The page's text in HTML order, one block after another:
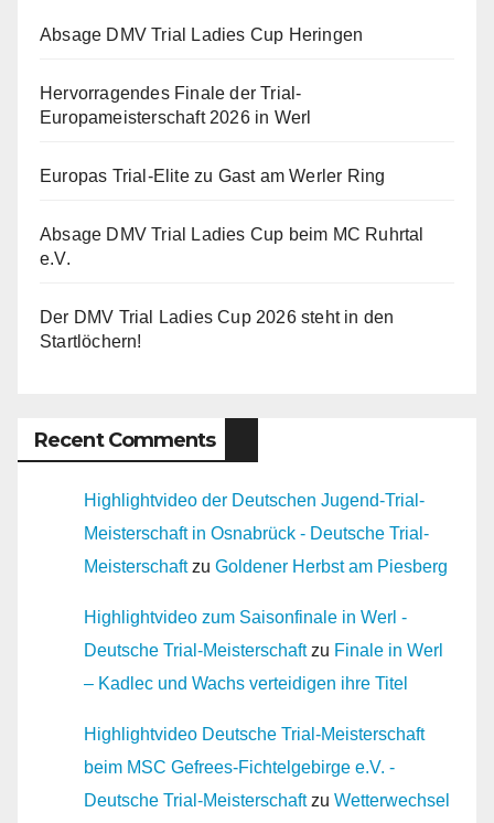
Absage DMV Trial Ladies Cup Heringen
Hervorragendes Finale der Trial-
Europameisterschaft 2026 in Werl
Europas Trial-Elite zu Gast am Werler Ring
Absage DMV Trial Ladies Cup beim MC Ruhrtal
e.V.
Der DMV Trial Ladies Cup 2026 steht in den
Startlöchern!
Recent Comments
Highlightvideo der Deutschen Jugend-Trial-
Meisterschaft in Osnabrück - Deutsche Trial-
Meisterschaftzu Goldener Herbst am Piesberg
Highlightvideo zum Saisonfinale in Werl -
Deutsche Trial-Meisterschaftzu Finale in Werl
– Kadlec und Wachs verteidigen ihre Titel
Highlightvideo Deutsche Trial-Meisterschaft
beim MSC Gefrees-Fichtelgebirge e.V. -
Deutsche Trial-Meisterschaftzu Wetterwechsel